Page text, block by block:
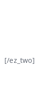
[/ez_two]